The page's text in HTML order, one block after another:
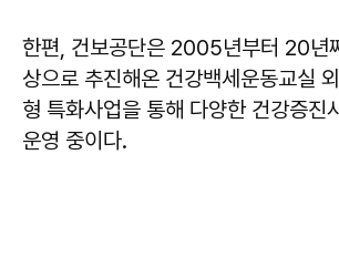
한편, 건보공단은 2005년부터 20년
상으로 추진해온 건강백세운동교실
형 특화사업을 통해 다양한 건강증진
운영 중이다.